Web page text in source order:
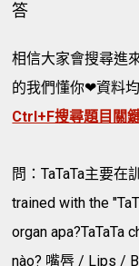
答
相信大家會搜尋進
的我們懂你❤資料
Ctrl+F搜尋題目關
問：TaTaTa主要在
trained with the
organ apa?TaTaTa
nào? 嘴唇 / Lips /